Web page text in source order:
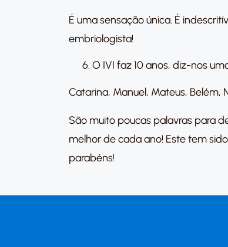
É uma sensação única. É
embriologista!
O IVI faz 10 anos, diz-nos
Catarina, Manuel, Mateus, Belém,
São muito poucas palavras para
melhor de cada ano! Este tem
parabéns!